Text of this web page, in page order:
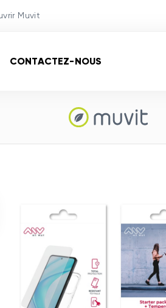
Muvit
CONTACTEZ-NOUS